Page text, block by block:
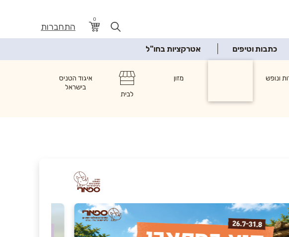
0
התחברות
כתבות וטיפים אטרקציות בחו"ל
ונופש
מזון
לבית
איגוד הטניס
בישראל